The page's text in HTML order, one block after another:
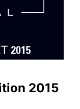
2015